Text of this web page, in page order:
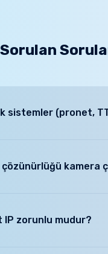
Sorulan
sistemler (pronet,
Bu durumdakamera
IP zorunlu mudur?